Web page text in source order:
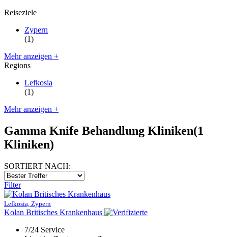
Reiseziele
Zypern
(1)
Mehr anzeigen +
Regions
Lefkosia
(1)
Mehr anzeigen +
Gamma Knife Behandlung Kliniken(1
Kliniken)
SORTIERT NACH:
Filter
Lefkosia, Zypern
Kolan Britisches Krankenhaus
7/24 Service